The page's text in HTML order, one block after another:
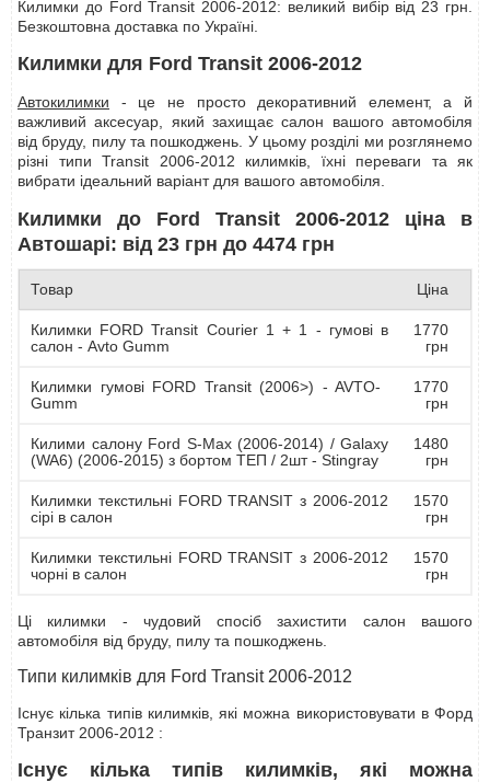
Килимки до Ford Transit 2006-2012: великий вибір від 23 грн.
Безкоштовна доставка по Україні.
Килимки для Ford Transit 2006-2012
Автокилимки - це не просто декоративний елемент, а й
важливий аксесуар, який захищає салон вашого автомобіля
від бруду, пилу та пошкоджень. У цьому розділі ми розглянемо
різні типи Transit 2006-2012 килимків, їхні переваги та як
вибрати ідеальний варіант для вашого автомобіля.
Килимки до Ford Transit 2006-2012 ціна в
Автошарі: від 23 грн до 4474 грн
Товар Ціна
Килимки FORD Transit Courier 1 + 1 - гумові в
салон - Avto Gumm
1770
грн
Килимки гумові FORD Transit (2006>) - AVTO-
Gumm
1770
грн
Килими салону Ford S-Max (2006-2014) / Galaxy
(WA6) (2006-2015) з бортом ТЕП / 2шт - Stingray
1480
грн
Килимки текстильні FORD TRANSIT з 2006-2012
сірі в салон
1570
грн
Килимки текстильні FORD TRANSIT з 2006-2012
чорні в салон
1570
грн
Ці килимки - чудовий спосіб захистити салон вашого
автомобіля від бруду, пилу та пошкоджень.
Типи килимків для Ford Transit 2006-2012
Існує кілька типів килимків, які можна використовувати в Форд
Транзит 2006-2012 :
Існує кілька типів килимків, які можна